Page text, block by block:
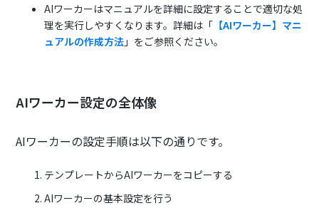
AIワーカーはマニュアルを詳細に設定することで適切な処
理を実行しやすくなります。詳細は「 【AIワーカー】マニ
ュアルの作成方法 」をご参照ください。
AIワーカー設定の全体像
AIワーカーの設定手順は以下の通りです。
テンプレートからAIワーカーをコピーする
AIワーカーの基本設定を行う